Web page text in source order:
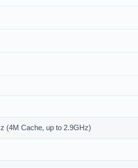
(4M Cache, up to 2.9GHz)